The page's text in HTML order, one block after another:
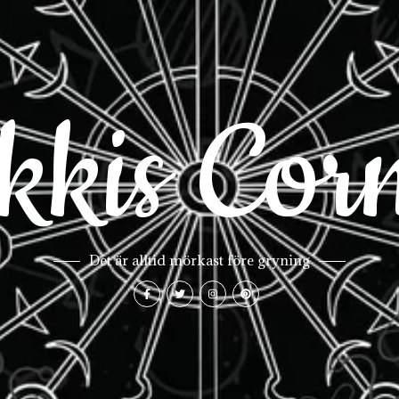
Det är alltid mörkast före gryning